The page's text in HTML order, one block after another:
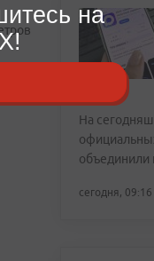
На
объединили
сегодня, 09:16
на